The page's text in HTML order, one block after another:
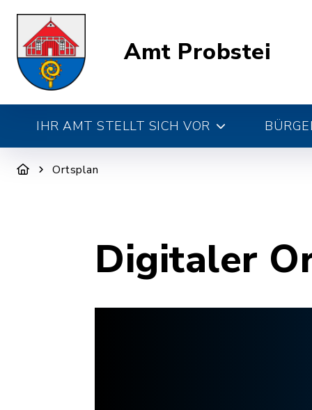
Amt Probstei
IHR AMT STELLT SICH VOR
Ortsplan
Digitaler